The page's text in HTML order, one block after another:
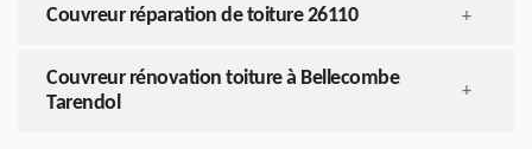
Couvreur réparation de toiture 26110 +
Couvreur rénovation toiture à Bellecombe
Tarendol
+